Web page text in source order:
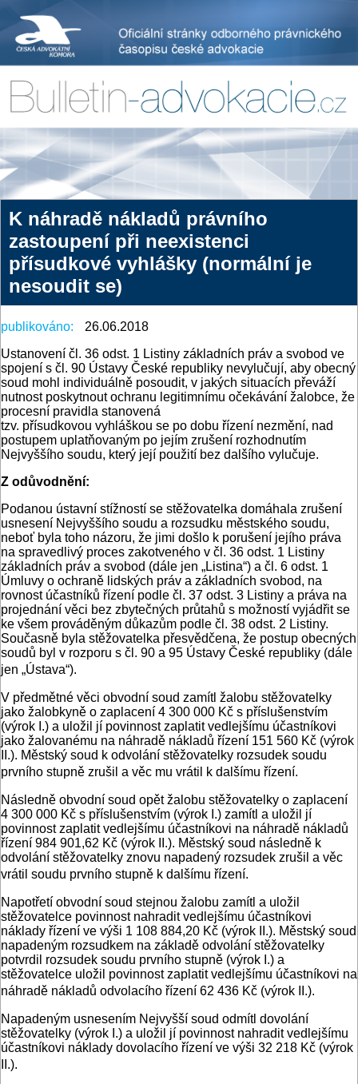
K náhradě nákladů právního
zastoupení při neexistenci
přísudkové vyhlášky (normální je
nesoudit se)
publikováno:
26.06.2018
Ustanovení čl. 36 odst. 1 Listiny základních práv a svobod ve
spojení s čl. 90 Ústavy České republiky nevylučují, aby obecný
soud mohl individuálně posoudit, v jakých situacích převáží
nutnost poskytnout ochranu legitimnímu očekávání žalobce, že
procesní pravidla stanovená
tzv. přísudkovou vyhláškou se po dobu řízení nezmění, nad
postupem uplatňovaným po jejím zrušení rozhodnutím
Nejvyššího soudu, který její použití bez dalšího vylučuje.
Z odůvodnění:
Podanou ústavní stížností se stěžovatelka domáhala zrušení
usnesení Nejvyššího soudu a rozsudku městského soudu,
neboť byla toho názoru, že jimi došlo k porušení jejího práva
na spravedlivý proces zakotveného v čl. 36 odst. 1 Listiny
základních práv a svobod (dále jen „Listina“) a čl. 6 odst. 1
Úmluvy o ochraně lidských práv a základních svobod, na
rovnost účastníků řízení podle čl. 37 odst. 3 Listiny a práva na
projednání věci bez zbytečných průtahů s možností vyjádřit se
ke všem prováděným důkazům podle čl. 38 odst. 2 Listiny.
Současně byla stěžovatelka přesvědčena, že postup obecných
soudů byl v rozporu s čl. 90 a 95 Ústavy České republiky (dále
jen „Ústava“).
V předmětné věci obvodní soud zamítl žalobu stěžovatelky
jako žalobkyně o zaplacení 4 300 000 Kč s příslušenstvím
(výrok I.) a uložil jí povinnost zaplatit vedlejšímu účastníkovi
jako žalovanému na náhradě nákladů řízení 151 560 Kč (výrok
II.). Městský soud k odvolání stěžovatelky rozsudek soudu
prvního stupně zrušil a věc mu vrátil k dalšímu řízení.
Následně obvodní soud opět žalobu stěžovatelky o zaplacení
4 300 000 Kč s příslušenstvím (výrok I.) zamítl a uložil jí
povinnost zaplatit vedlejšímu účastníkovi na náhradě nákladů
řízení 984 901,62 Kč (výrok II.). Městský soud následně k
odvolání stěžovatelky znovu napadený rozsudek zrušil a věc
vrátil soudu prvního stupně k dalšímu řízení.
Napotřetí obvodní soud stejnou žalobu zamítl a uložil
stěžovatelce povinnost nahradit vedlejšímu účastníkovi
náklady řízení ve výši 1 108 884,20 Kč (výrok II.). Městský soud
napadeným rozsudkem na základě odvolání stěžovatelky
potvrdil rozsudek soudu prvního stupně (výrok I.) a
stěžovatelce uložil povinnost zaplatit vedlejšímu účastníkovi na
náhradě nákladů odvolacího řízení 62 436 Kč (výrok II.).
Napadeným usnesením Nejvyšší soud odmítl dovolání
stěžovatelky (výrok I.) a uložil jí povinnost nahradit vedlejšímu
účastníkovi náklady dovolacího řízení ve výši 32 218 Kč (výrok
II.).